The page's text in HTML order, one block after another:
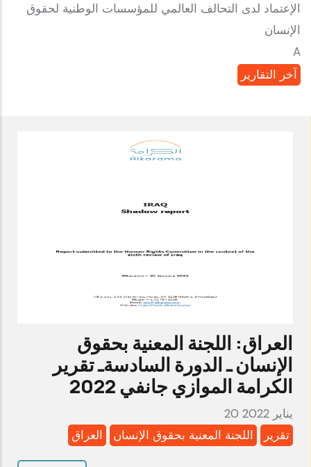
الإعتماد لدى التحالف العالمي للمؤسسات الوطنية لحقوق
الإنسان
A
آخر التقارير
العراق: اللجنة المعنية بحقوق
الإنسان ـ الدورة السادسةـ تقرير
الكرامة الموازي جانفي 2022
20 يناير 2022
العراق
اللجنة المعنية بحقوق الإنسان تقرير